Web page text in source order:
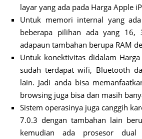
layar yang ada pada Harga Apple
Untuk memori internal yang
beberapa pilihan ada yang
adapaun tambahan berupa RAM
Untuk konektivitas didalam
sudah terdapat wifi, Bluetooth
lain. Jadi anda bisa
browsing juga bisa dan masih
Sistem operasinya juga canggih
7.0.3 dengan tambahan lain
kemudian ada prosesor